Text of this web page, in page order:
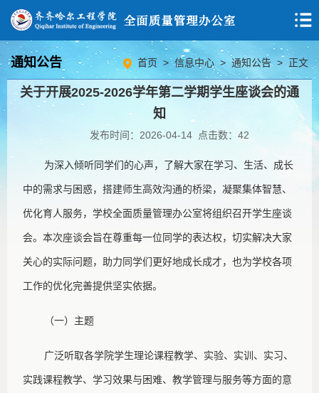
通知公告 首页 >信息中心 > 通知公告> 正文
关于开展2025-2026学年第二学期学生座谈会的通
知
发布时间：2026-04-14 点击数： 42
为深入倾听同学们的心声，了解大家在学习、生活、成长
中的需求与 困惑，搭建师生高效沟通的桥梁，凝聚集体智慧、
优化育人服务，学校全面质量管理办公室将组织召开学生座谈
会。本次座谈会旨在尊重每一位同学的表达权，切实解决大家
关心的实际问题，助力同学们更好地成长成才，也为学校各项
工作的优化完善提供坚实依据。
（一）主题
广泛听取各学院学生理论课程教学、实验、实训、实习、
实践课程教学、学习效果与困难、教学管理与服务等方面的意